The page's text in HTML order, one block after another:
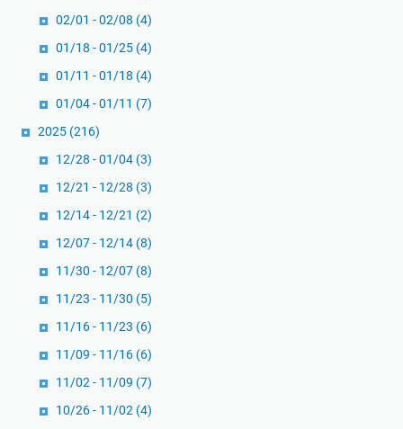
a
m
s
a
i
I
n
i
02/01 - 02/08 (4)
01/18 - 01/25 (4)
01/11 - 01/18 (4)
01/04 - 01/11 (7)
2025 (216)
12/28 - 01/04 (3)
12/21 - 12/28 (3)
12/14 - 12/21 (2)
12/07 - 12/14 (8)
11/30 - 12/07 (8)
11/23 - 11/30 (5)
11/16 - 11/23 (6)
11/09 - 11/16 (6)
11/02 - 11/09 (7)
10/26 - 11/02 (4)